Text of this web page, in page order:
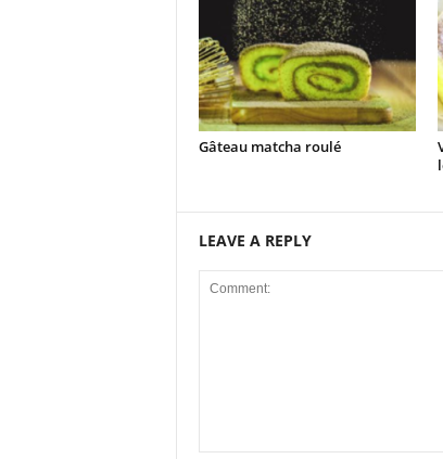
Gâteau matcha roulé
LEAVE A REPLY